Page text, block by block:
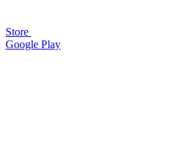
Store
Google Play